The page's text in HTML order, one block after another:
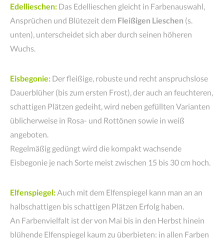
Edellieschen: Das Edellieschen gleicht in Farbenauswahl,
Ansprüchen und Blütezeit dem Fleißigen Lieschen (s.
unten), unterscheidet sich aber durch seinen höheren
Wuchs.
Eisbegonie: Der fleißige, robuste und recht anspruchslose
Dauerblüher (bis zum ersten Frost), der auch an feuchteren,
schattigen Plätzen gedeiht, wird neben gefüllten Varianten
üblicherweise in Rosa- und Rottönen sowie in weiß
angeboten.
Regelmäßig gedüngt wird die kompakt wachsende
Eisbegonie je nach Sorte meist zwischen 15 bis 30 cm hoch.
Elfenspiegel:Auch mit dem Elfenspiegel kann man an an
halbschattigen bis schattigen Plätzen Erfolg haben.
An Farbenvielfalt ist der von Mai bis in den Herbst hinein
blühende Elfenspiegel kaum zu überbieten: in allen Farben